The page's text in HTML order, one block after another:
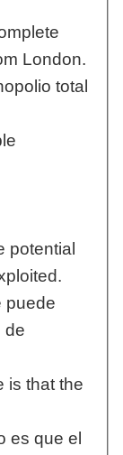
London.
total
potential
puede
de
is that the
es que el